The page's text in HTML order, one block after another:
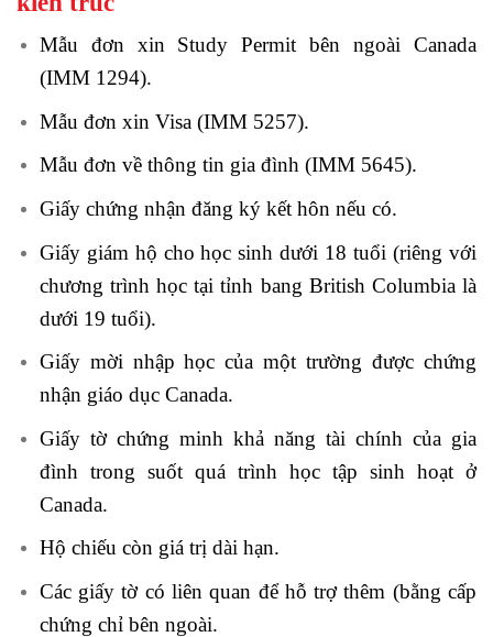
Mẫu đơn xin Study Permit bên ngoài Canada
(IMM 1294).
Mẫu đơn xin Visa (IMM 5257).
Mẫu đơn về thông tin gia đình (IMM 5645).
Giấy chứng nhận đăng ký kết hôn nếu có.
Giấy giám hộ cho học sinh dưới 18 tuổi (riêng với
chương trình học tại tỉnh bang British Columbia là
dưới 19 tuổi).
Giấy mời nhập học của một trường được chứng
nhận giáo dục Canada.
Giấy tờ chứng minh khả năng tài chính của gia
đình trong suốt quá trình học tập sinh hoạt ở
Canada.
Hộ chiếu còn giá trị dài hạn.
Các giấy tờ có liên quan để hỗ trợ thêm (bằng cấp
chứng chỉ bên ngoài.